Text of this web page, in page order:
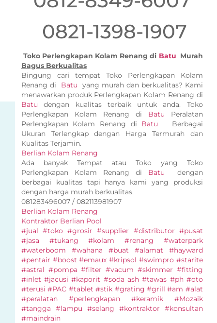
0821-1398-1907
Toko Perlengkapan Kolam Renang di Batu Murah
Bagus Berkualitas
Bingung cari tempat Toko Perlengkapan Kolam
Renang di Batu yang murah dan berkualitas? Kami
menawarkan produk Perlengkapan Kolam Renang di
Batu dengan kualitas terbaik untuk anda. Toko
Perlengkapan Kolam Renang di Batu Peralatan
Perlengkapan Kolam Renang di Batu Berbagai
Ukuran Terlengkap dengan Harga Termurah dan
Kualitas Terjamin.
Berlian Kolam Renang
Ada banyak Tempat atau Toko yang Toko
Perlengkapan Kolam Renang di Batu dengan
berbagai kualitas tapi hanya kami yang produksi
dengan harga murah berkualitas.
081283496007 / 082113981907
Berlian Kolam Renang
Kontraktor Berlian Pool
#jual #toko #grosir #supplier #distributor #pusat
#jasa #tukang #kolam #renang #waterpark
#waterboom #wahana #buat #alamat #hayward
#pentair #boost #emaux #kripsol #swimpro #starite
#astral #pompa #filter #vacum #skimmer #fitting
#inlet #jacusi #kaporit #soda ash #tawas #ph #oto
#terusi #PAC #tablet #stik #grating #grill #am #alat
#peralatan #perlengkapan #keramik #Mozaik
#tangga #lampu #selang #kontraktor #konsultan
#maindrain